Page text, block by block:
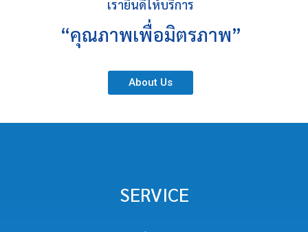
เรายินดีให้บริการ
“คุณภาพเพื่อมิตรภาพ”
About Us
SERVICE